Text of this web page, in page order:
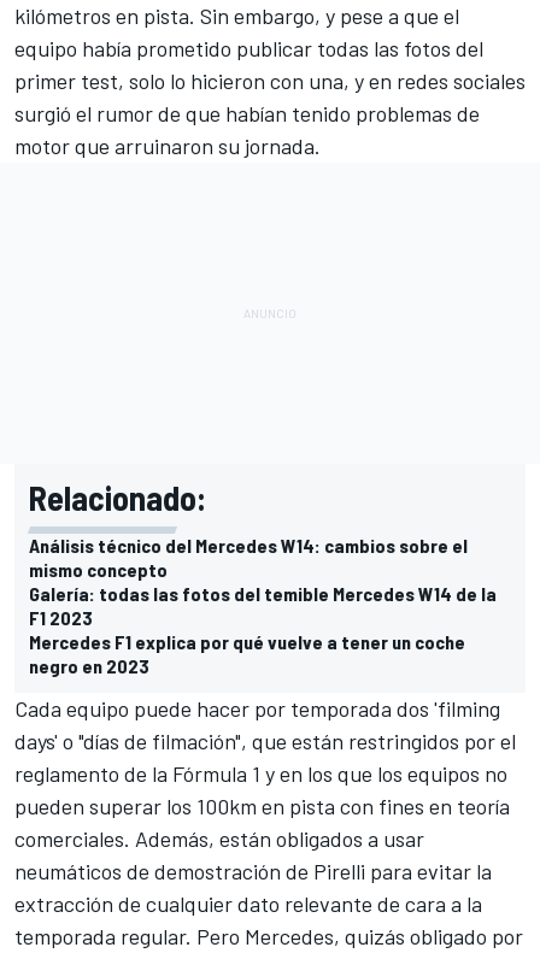
kilómetros en pista. Sin embargo, y pese a que el
equipo había prometido publicar todas las fotos del
primer test, solo lo hicieron con una, y en redes sociales
surgió el rumor de que habían tenido problemas de
motor que arruinaron su jornada.
Relacionado:
Análisis técnico del Mercedes W14: cambios sobre el
mismo concepto
Galería: todas las fotos del temible Mercedes W14 de la
F1 2023
Mercedes F1 explica por qué vuelve a tener un coche
negro en 2023
Cada equipo puede hacer por temporada dos 'filming
days' o "días de filmación", que están restringidos por el
reglamento de la Fórmula 1 y en los que los equipos no
pueden superar los 100km en pista con fines en teoría
comerciales. Además, están obligados a usar
neumáticos de demostración de Pirelli para evitar la
extracción de cualquier dato relevante de cara a la
temporada regular. Pero Mercedes, quizás obligado por